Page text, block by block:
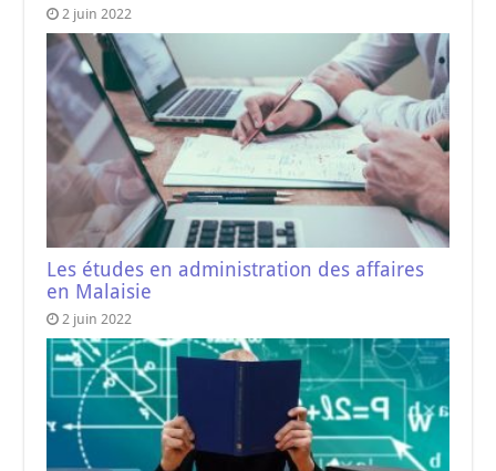
2 juin 2022
Les études en administration des affaires
en Malaisie
2 juin 2022